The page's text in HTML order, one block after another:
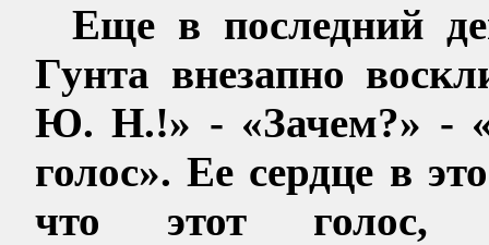
Еще в последний
Гунта внезапно
Ю. Н.!» - «Зачем?» -
голос». Ее сердце в
что этот голос,